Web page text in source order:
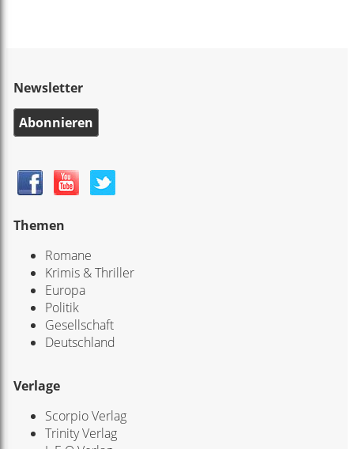
Newsletter
Abonnieren
Themen
Romane
Krimis & Thriller
Europa
Politik
Gesellschaft
Deutschland
Verlage
Scorpio Verlag
Trinity Verlag